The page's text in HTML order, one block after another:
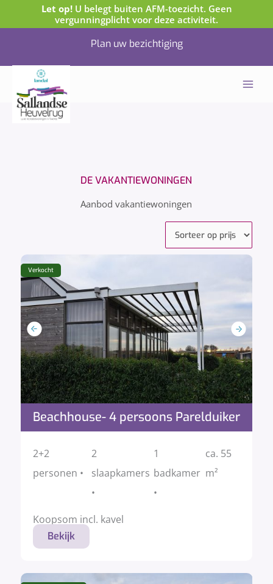
naar
inhoud
Let op!U belegt buiten AFM-toezicht. Geen
vergunningplicht voor deze activiteit.
Plan uw bezichtiging
DE VAKANTIEWONINGEN
Aanbod vakantiewoningen
Verkocht
Beachhouse- 4 persoons Parelduiker
2+2
personen •
2
slaapkamers
•
1
badkamer
•
ca. 55
m²
Koopsom incl. kavel
Bekijk